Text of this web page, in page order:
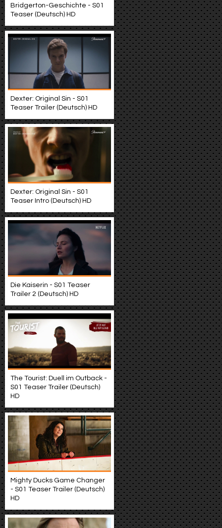
Bridgerton-Geschichte - S01
Teaser (Deutsch) HD
Dexter: Original Sin - S01
Teaser Trailer (Deutsch) HD
Dexter: Original Sin - S01
Teaser Intro (Deutsch) HD
Die Kaiserin - S01 Teaser
Trailer 2 (Deutsch) HD
The Tourist: Duell im Outback -
S01 Teaser Trailer (Deutsch)
HD
Mighty Ducks Game Changer
- S01 Teaser Trailer (Deutsch)
HD